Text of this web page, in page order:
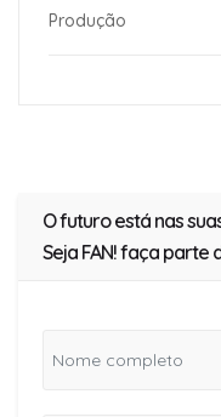
Produção
O futuro está nas
Seja FAN! faça parte